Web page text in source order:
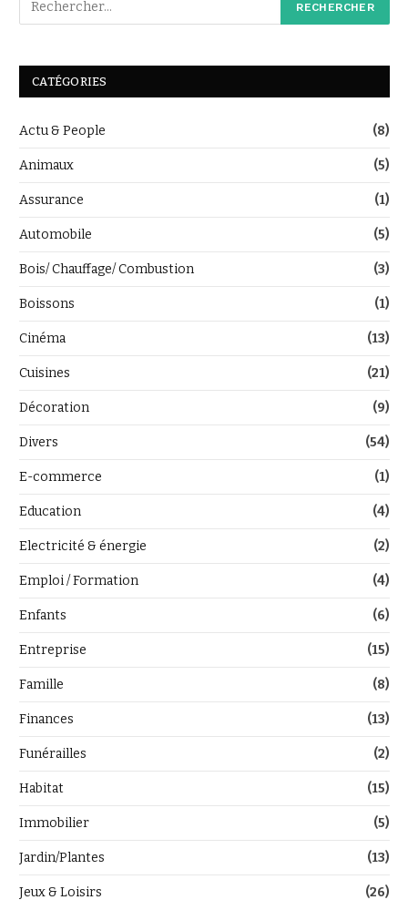
CATÉGORIES
Actu & People (8)
Animaux (5)
Assurance (1)
Automobile (5)
Bois/ Chauffage/ Combustion (3)
Boissons (1)
Cinéma (13)
Cuisines (21)
Décoration (9)
Divers (54)
E-commerce (1)
Education (4)
Electricité & énergie (2)
Emploi / Formation (4)
Enfants (6)
Entreprise (15)
Famille (8)
Finances (13)
Funérailles (2)
Habitat (15)
Immobilier (5)
Jardin/Plantes (13)
Jeux & Loisirs (26)